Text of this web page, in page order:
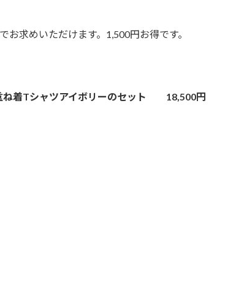
求めいただけます。1,500円お得です。
ね着Tシャツアイボリーのセット 18,500円